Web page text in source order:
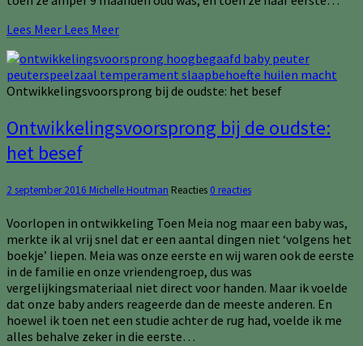
Lees Meer Lees Meer
Ontwikkelingsvoorsprong bij de oudste: het besef
Ontwikkelingsvoorsprong bij de oudste:
het besef
2 september 2016 Michelle Houtman Reacties 0 reacties
Voorlopen in ontwikkeling Toen Meia nog maar een baby was,
merkte ik al vrij snel dat er een aantal dingen niet ‘volgens het
boekje’ liepen. Meia was onze eerste en wij waren ook de eerste
in de familie en onze vriendengroep, dus was
vergelijkingsmateriaal niet direct voor handen. Maar ik voelde
dat onze baby anders reageerde dan de meeste anderen. En
hoewel ik toen net een studie achter de rug had, voelde ik me
alles behalve zeker in die eerste…